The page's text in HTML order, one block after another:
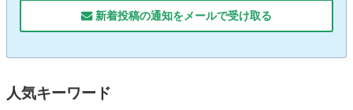
新着投稿の通知をメールで受け取る
人気キーワード